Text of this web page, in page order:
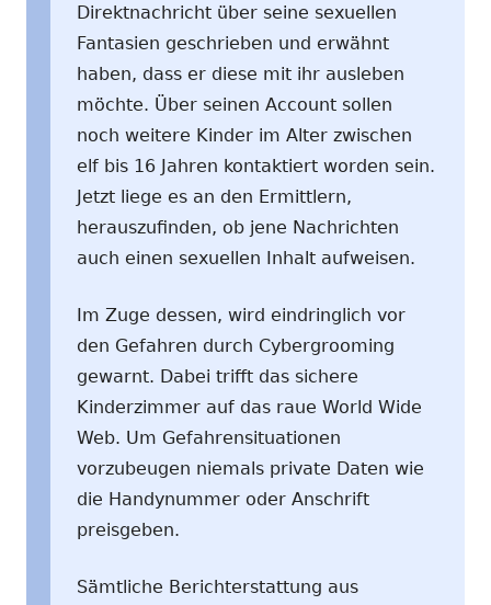
Direktnachricht über seine sexuellen
Fantasien geschrieben und erwähnt
haben, dass er diese mit ihr ausleben
möchte. Über seinen Account sollen
noch weitere Kinder im Alter zwischen
elf bis 16 Jahren kontaktiert worden sein.
Jetzt liege es an den Ermittlern,
herauszufinden, ob jene Nachrichten
auch einen sexuellen Inhalt aufweisen.
Im Zuge dessen, wird eindringlich vor
den Gefahren durch Cybergrooming
gewarnt. Dabei trifft das sichere
Kinderzimmer auf das raue World Wide
Web. Um Gefahrensituationen
vorzubeugen niemals private Daten wie
die Handynummer oder Anschrift
preisgeben.
Sämtliche Berichterstattung aus